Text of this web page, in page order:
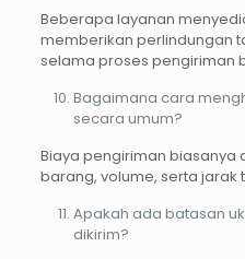
Beberapa layanan
memberikan perlindungan
selama proses pengiriman
Bagaimana cara
secara umum?
Biaya pengiriman biasanya
barang, volume, serta jarak
Apakah ada batasan
dikirim?